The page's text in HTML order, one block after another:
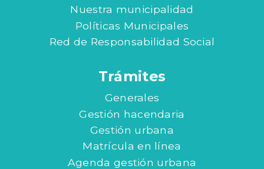
Nuestra municipalidad
Políticas Municipales
Red de Responsabilidad Social
Trámites
Generales
Gestión hacendaria
Gestión urbana
Matrícula en línea
Agenda gestión urbana